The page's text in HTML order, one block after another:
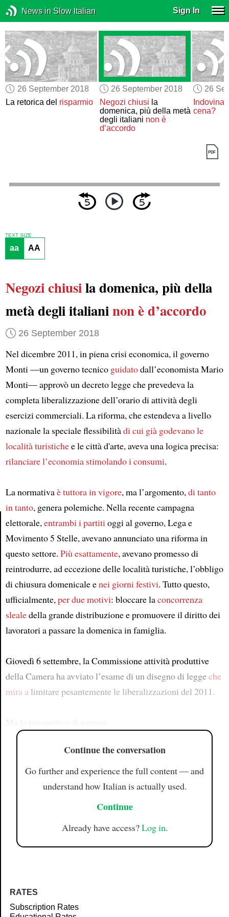
News in Slow Italian Sign In
26 September 2018
La retorica del risparmio
26 September 2018
Negozi chiusi la
domenica, più della metà
degli italiani non è
d’accordo
26
Indovina
cena?
Article
TEXT SIZE
aa AA
Negozichiusila domenica, più della
metà degli italianinon è d’accordo
26 September 2018
Nel dicembre 2011, in piena crisi economica, il governo
Monti —un governo tecnico guidatodall’economista Mario
Monti— approvò un decreto legge che prevedeva la
completa liberalizzazione dell’orario di attività degli
esercizi commerciali. La riforma, che estendeva a livello
nazionale la speciale flessibilitàdi cui già godevano le
località turistichee le città d'arte, aveva una logica precisa:
rilanciare l’economia stimolando i consumi.
La normativaè tuttora in vigore, ma l’argomento,di tanto
in tanto, genera polemiche. Nella recente campagna
elettorale,entrambi i partitioggi al governo, Lega e
Movimento 5 Stelle, avevano annunciato una riforma in
questo settore. Più esattamente, avevano promesso di
reintrodurre, ad eccezione delle località turistiche, l’obbligo
di chiusura domenicale enei giorni festivi. Tutto questo,
ufficialmente,per due motivi: bloccare laconcorrenza
slealedella grande distribuzione e promuovere il diritto dei
lavoratori a passare la domenica in famiglia.
Giovedì 6 settembre, la Commissione attività produttive
della Camera ha avviato l’esame di un disegno di leggeche
mira alimitare pesantemente le liberalizzazioni del 2011.
Continue the conversation
Go further and experience the full content — and
understand how Italian is actually used.
Continue
Already have access?Log in.
RATES
Subscription Rates